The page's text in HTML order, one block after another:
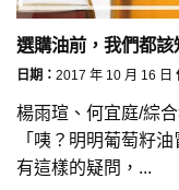
選購油前，我們都該
日期： 2017 年 10 月 16 日
楊雨瑄、何宜庭/綜
「咦？明明葡萄籽
有這樣的疑問，...